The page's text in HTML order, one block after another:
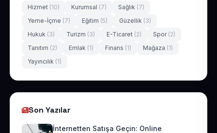
Hizmet (10) Kurumsal (7) Sağlık (7)
Yeme-İçme (7) Eğitim (5) Güzellik (3)
Hukuk (3) Turizm (3) E-Ticaret (2) Spor (2)
Tanıtım (2) Emlak (1) Finans (1) Mağaza (1)
Yayıncılık (1)
Son Yazılar
İnternetten Satışa Geçin: Online